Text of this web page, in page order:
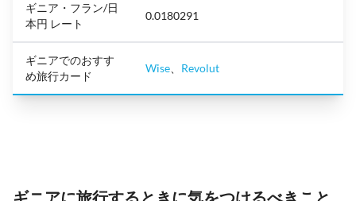
ギニア・フラン/日
本円 レート
0.0180291
ギニアでのおすす
め旅行カード
Wise Revolut